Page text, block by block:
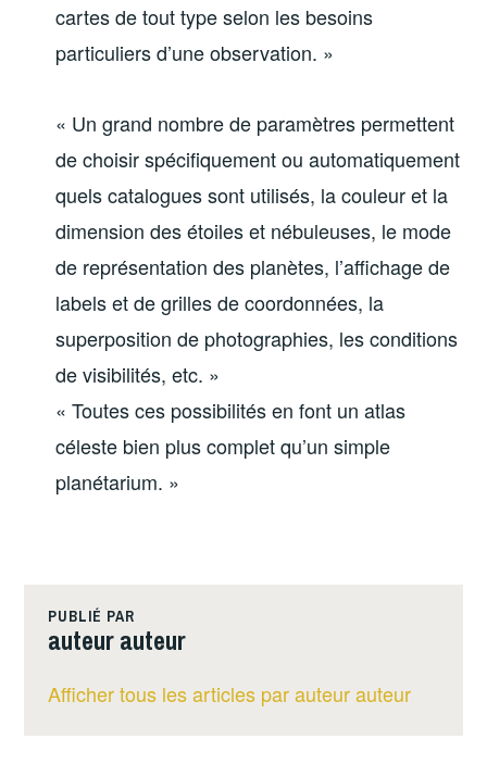
cartes de tout type selon les besoins
particuliers d’une observation. »
« Un grand nombre de paramètres permettent
de choisir spécifiquement ou automatiquement
quels catalogues sont utilisés, la couleur et la
dimension des étoiles et nébuleuses, le mode
de représentation des planètes, l’affichage de
labels et de grilles de coordonnées, la
superposition de photographies, les conditions
de visibilités, etc. »
« Toutes ces possibilités en font un atlas
céleste bien plus complet qu’un simple
planétarium. »
PUBLIÉ PAR
auteur auteur
Afficher tous les articles par auteur auteur